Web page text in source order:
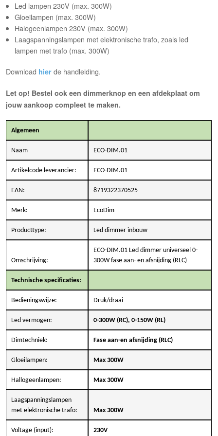
Led lampen 230V (max. 300W)
Gloeilampen (max. 300W)
Halogeenlampen 230V (max. 300W)
Laagspanningslampen met elektronische trafo, zoals led
lampen met trafo (max. 300W)
Download hier de handleiding.
Let op! Bestel ook een dimmerknop en een afdekplaat om
jouw aankoop compleet te maken.
Algemeen
Naam ECO-DIM.01
Artikelcode leverancier: ECO-DIM.01
EAN: 8719322370525
Merk: EcoDim
Producttype: Led dimmer inbouw
Omschrijving:
ECO-DIM.01 Led dimmer universeel 0-
300W fase aan- en afsnijding (RLC)
Technische specificaties:
Bedieningswijze: Druk/draai
Led vermogen: 0-300W (RC), 0-150W (RL)
Dimtechniek: Fase aan-en afsnijding (RLC)
Gloeilampen: Max 300W
Hallogeenlampen: Max 300W
Laagspanningslampen
met elektronische trafo:
Max 300W
Voltage (input): 230V